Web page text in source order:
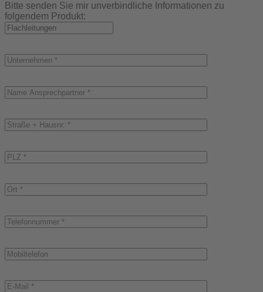
Bitte senden Sie mir unverbindliche Informationen zu
folgendem Produkt: